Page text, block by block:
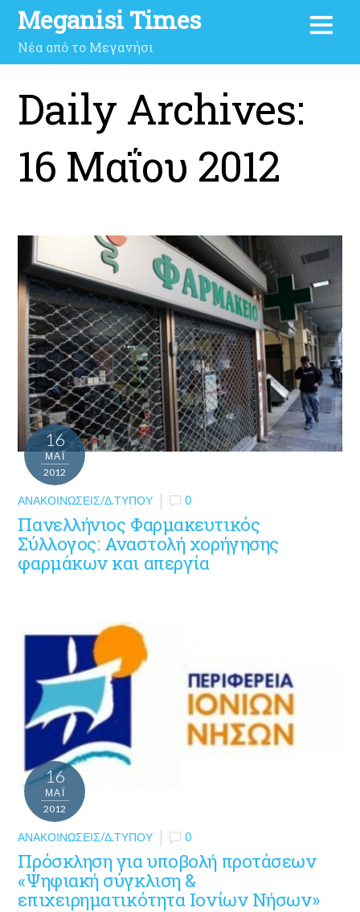
Meganisi Times
Νέα από το Μεγανήσι
Daily Archives:
16 Μαΐου 2012
16
ΜΑΪ́
2012
ΑΝΑΚΟΙΝΏΣΕΙΣ/Δ.ΤΎΠΟΥ 0
Πανελλήνιος Φαρμακευτικός
Σύλλογος: Αναστολή χορήγησης
φαρμάκων και απεργία
16
ΜΑΪ́
2012
ΑΝΑΚΟΙΝΏΣΕΙΣ/Δ.ΤΎΠΟΥ 0
Πρόσκληση για υποβολή προτάσεων
«Ψηφιακή σύγκλιση &
επιχειρηματικότητα Ιονίων Νήσων»